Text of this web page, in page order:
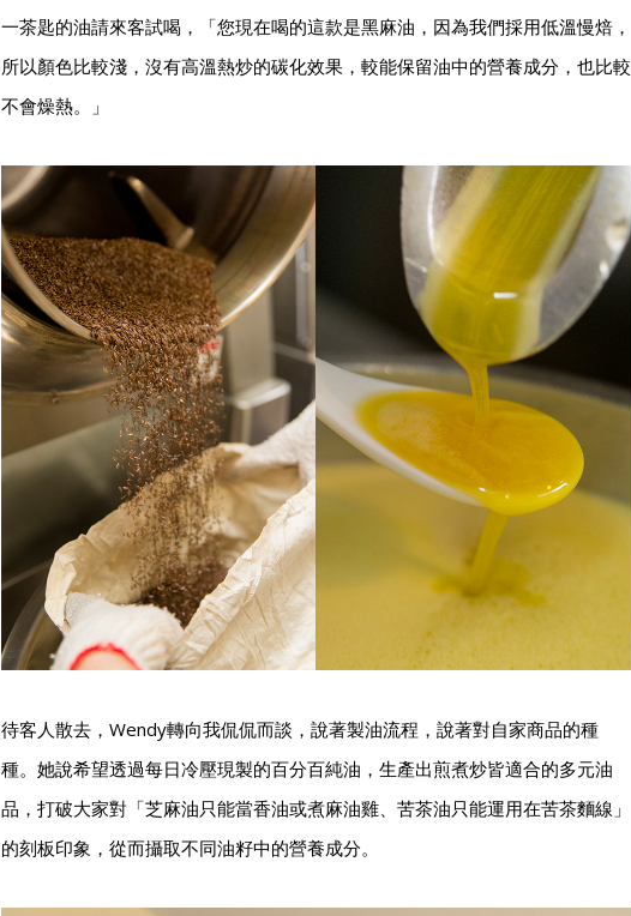
一茶匙的油請來客試喝，「您現在喝的這款是黑麻油，因為我們採用低溫慢焙，
所以顏色比較淺，沒有高溫熱炒的碳化效果，較能保留油中的營養成分，也比較
不會燥熱。」
待客人散去，Wendy轉向我侃侃而談，說著製油流程，說著對自家商品的種
種。她說希望透過每日冷壓現製的百分百純油，生產出煎煮炒皆適合的多元油
品，打破大家對「芝麻油只能當香油或煮麻油雞、苦茶油只能運用在苦茶麵線」
的刻板印象，從而攝取不同油籽中的營養成分。